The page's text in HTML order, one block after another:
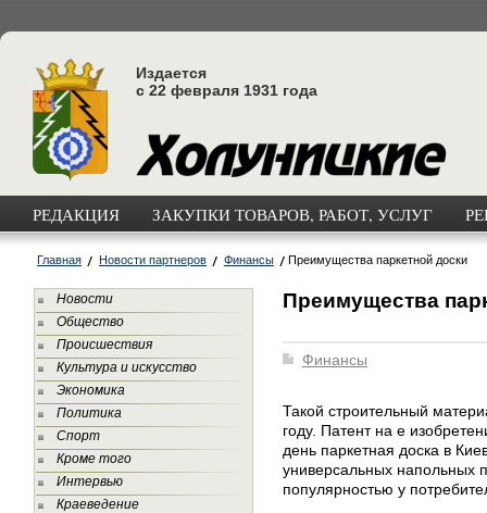
Издается
с 22 февраля 1931 года
РЕДАКЦИЯ ЗАКУПКИ ТОВАРОВ, РАБОТ, УСЛУГ
Главная Новости партнеров Финансы Преимущества паркетной доски
Новости
Общество
Происшествия
Культура и искусство
Экономика
Политика
Спорт
Кроме того
Интервью
Краеведение
Преимущества
Финансы
Такой строительный
году. Патент на е
день паркетная доска в
универсальных напольных
популярностью у